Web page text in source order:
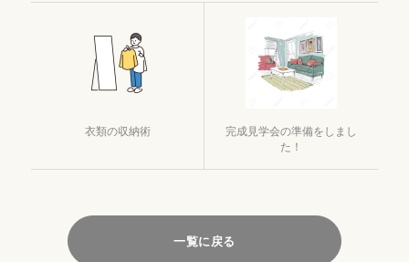
衣類の収納術
完成見学会の準備をしまし
た！
一覧に戻る